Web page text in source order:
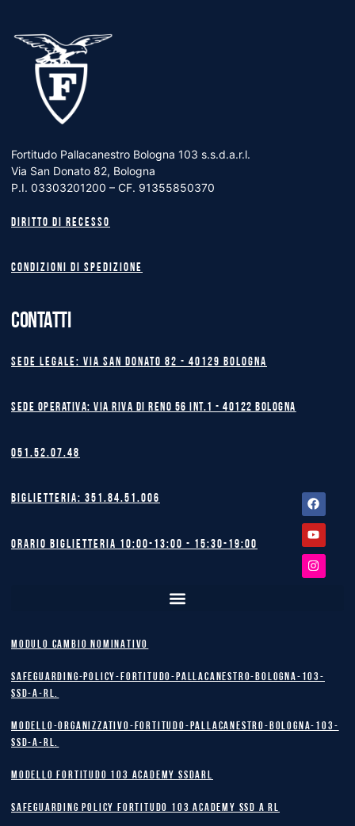
Facebook
Youtube
Instagram
Fortitudo Pallacanestro Bologna 103 s.s.d.a.r.l.
Via San Donato 82, Bologna
P.I. 03303201200 – CF. 91355850370
Diritto di recesso
Condizioni di spedizione
CONTATTI
Sede legale: Via San Donato 82 - 40129 BOLOGNA
Sede operativa: Via Riva di Reno 56 int.1 - 40122 BOLOGNA
051.52.07.48
Biglietteria: 351.84.51.006
Orario biglietteria 10:00-13:00 - 15:30-19:00
MODULO CAMBIO NOMINATIVO
safeguarding-policy-Fortitudo-Pallacanestro-Bologna-103-
SSD-A-RL.
Modello-Organizzativo-Fortitudo-Pallacanestro-Bologna-103-
SSD-A-RL.
MODELLO FORTITUDO 103 ACADEMY SSDARL
safeguarding policy Fortitudo 103 Academy SSD A RL